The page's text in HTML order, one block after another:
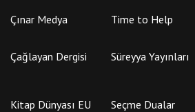
Çınar Medya Time to Help
Çağlayan Dergisi
Süreyya Yayınları
Kitap Dünyası EU
Seçme Dualar